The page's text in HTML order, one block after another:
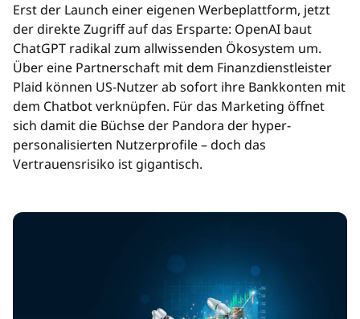
Erst der Launch einer eigenen Werbeplattform, jetzt
der direkte Zugriff auf das Ersparte: OpenAI baut
ChatGPT radikal zum allwissenden Ökosystem um.
Über eine Partnerschaft mit dem Finanzdienstleister
Plaid können US-Nutzer ab sofort ihre Bankkonten mit
dem Chatbot verknüpfen. Für das Marketing öffnet
sich damit die Büchse der Pandora der hyper-
personalisierten Nutzerprofile – doch das
Vertrauensrisiko ist gigantisch.